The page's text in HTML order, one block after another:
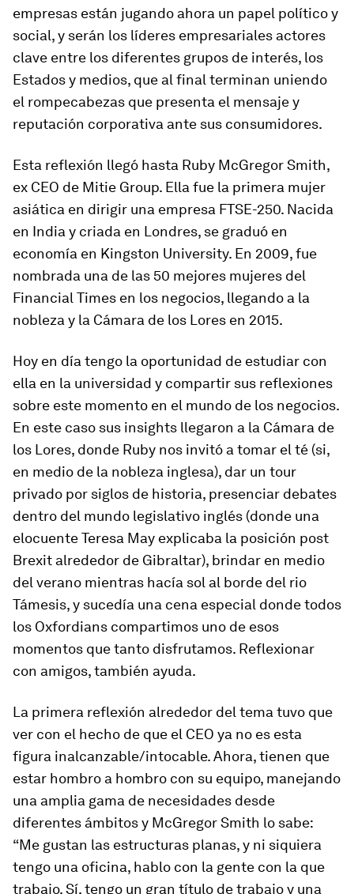
empresas están jugando ahora un papel político y
social, y serán los líderes empresariales actores
clave entre los diferentes grupos de interés, los
Estados y medios, que al final terminan uniendo
el rompecabezas que presenta el mensaje y
reputación corporativa ante sus consumidores.
Esta reflexión llegó hasta Ruby McGregor Smith,
ex CEO de Mitie Group. Ella fue la primera mujer
asiática en dirigir una empresa FTSE-250. Nacida
en India y criada en Londres, se graduó en
economía en Kingston University. En 2009, fue
nombrada una de las 50 mejores mujeres del
Financial Times en los negocios, llegando a la
nobleza y la Cámara de los Lores en 2015.
Hoy en día tengo la oportunidad de estudiar con
ella en la universidad y compartir sus reflexiones
sobre este momento en el mundo de los negocios.
En este caso sus insights llegaron a la Cámara de
los Lores, donde Ruby nos invitó a tomar el té (si,
en medio de la nobleza inglesa), dar un tour
privado por siglos de historia, presenciar debates
dentro del mundo legislativo inglés (donde una
elocuente Teresa May explicaba la posición post
Brexit alrededor de Gibraltar), brindar en medio
del verano mientras hacía sol al borde del rio
Támesis, y sucedía una cena especial donde todos
los Oxfordians compartimos uno de esos
momentos que tanto disfrutamos. Reflexionar
con amigos, también ayuda.
La primera reflexión alrededor del tema tuvo que
ver con el hecho de que el CEO ya no es esta
figura inalcanzable/intocable. Ahora, tienen que
estar hombro a hombro con su equipo, manejando
una amplia gama de necesidades desde
diferentes ámbitos y McGregor Smith lo sabe:
“Me gustan las estructuras planas, y ni siquiera
tengo una oficina, hablo con la gente con la que
trabajo. Sí, tengo un gran título de trabajo y una